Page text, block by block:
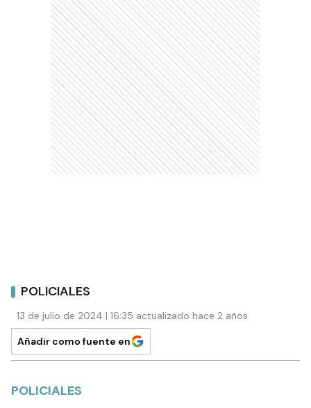
POLICIALES
13 de julio de 2024 | 16:35 actualizado hace 2 años
Añadir como fuente en
POLICIALES